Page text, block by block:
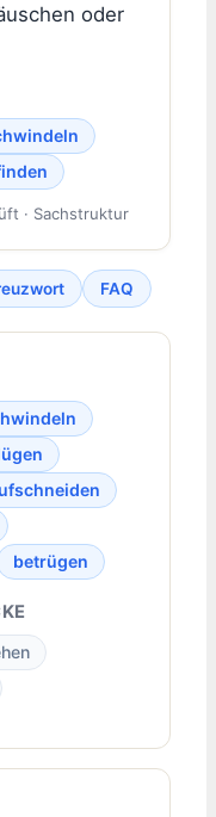
oder
· Sachstruktur
FAQ
betrügen